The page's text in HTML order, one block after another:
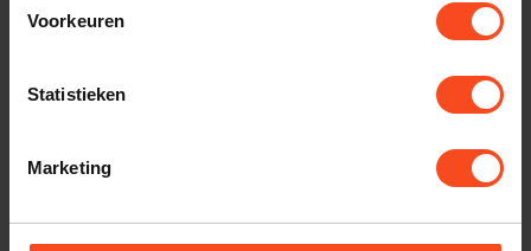
Voorkeuren
Statistieken
Marketing
Norstone